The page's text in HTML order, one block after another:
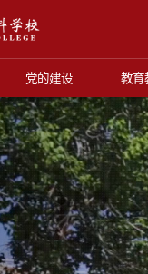
党的建设 教育